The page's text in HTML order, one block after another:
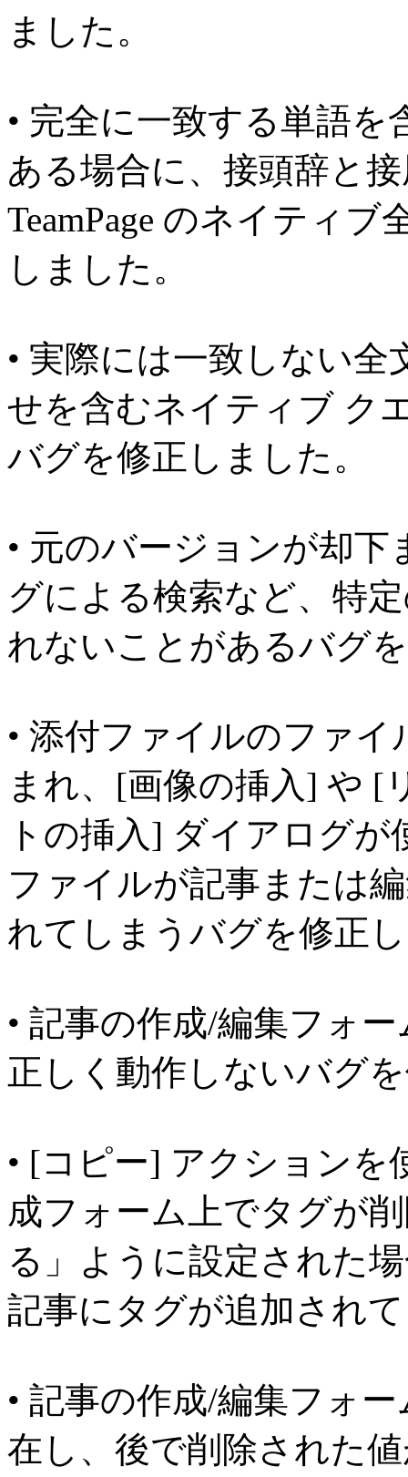
ました。
• 完全に一致する単語
ある場合に、接頭辞と
TeamPage のネイティ
しました。
• 実際には一致しない
せを含むネイティブ ク
バグを修正しました。
• 元のバージョンが却
グによる検索など、特
れないことがあるバグ
• 添付ファイルのファ
まれ、[画像の挿入] や [
トの挿入] ダイアログ
ファイルが記事または
れてしまうバグを修正
• 記事の作成/編集フォ
正しく動作しないバグ
• [コピー] アクションを
成フォーム上でタグが
る」ように設定された
記事にタグが追加され
• 記事の作成/編集フォ
在し、後で削除された